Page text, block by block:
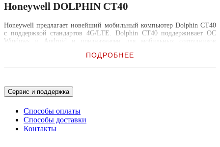
Honeywell DOLPHIN CT40
Honeywell предлагает новейший мобильный компьютер Dolphin CT40
с поддержкой стандартов 4G/LTE. Dolphin CT40 поддерживает ОС
Windows и Android и предназначен для мобильных сотрудников
количества операций сканирования, например, при доставке по
мобильным приложениям больше не будет зависеть от возможностей
сетевого подключения. Модель Dolphin CT40 разработана для
мобильные пользователи; с ее помощью можно передавать большие
файлы и потоковое видео, а также осуществлять удаленный доступ к
бизнес-приложениям, что позволяет работникам более эффективно
ПОДРОБНЕЕ
Сервис и поддержка
Способы оплаты
Способы доставки
Контакты